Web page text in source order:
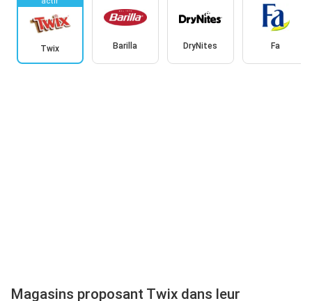
Twix Barilla DryNites Fa
Magasins proposant Twix dans leur